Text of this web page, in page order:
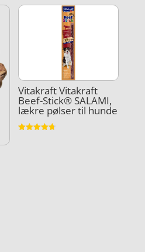
Vitakraft Vitakraft
Beef-Stick® SALAMI,
lækre pølser til hunde